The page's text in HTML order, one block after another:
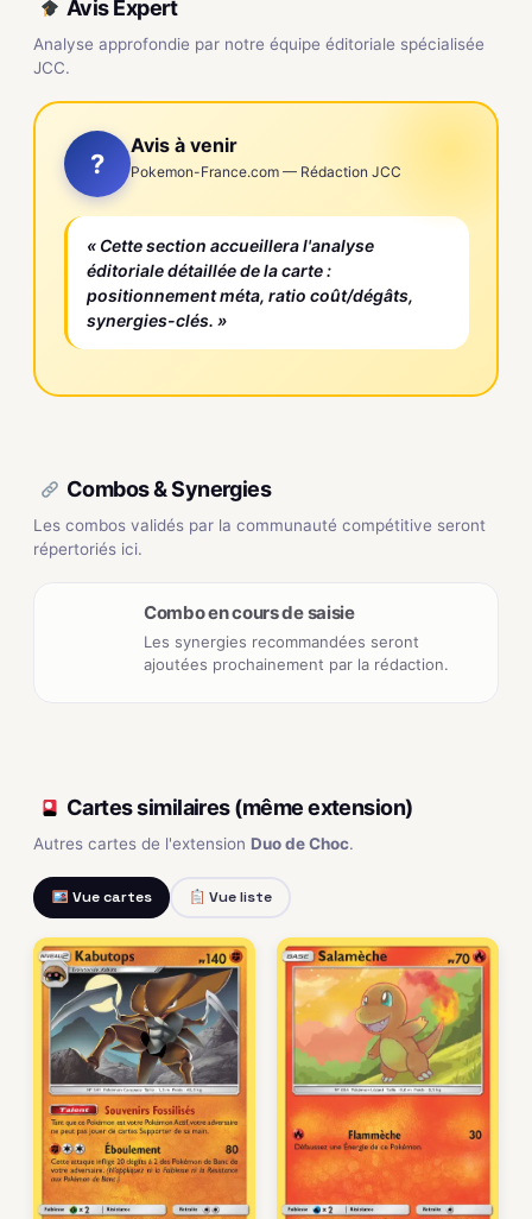
Avis Expert
Analyse approfondie par notre équipe éditoriale spécialisée
JCC.
?
Avis à venir
Pokemon-France.com — Rédaction JCC
« Cette section accueillera l'analyse
éditoriale détaillée de la carte :
positionnement méta, ratio coût/dégâts,
synergies-clés. »
Combos & Synergies
Les combos validés par la communauté compétitive seront
répertoriés ici.
Combo en cours de saisie
Les synergies recommandées seront
ajoutées prochainement par la rédaction.
Cartes similaires (même extension)
Autres cartes de l'extension Duo de Choc.
Vue cartes Vue liste